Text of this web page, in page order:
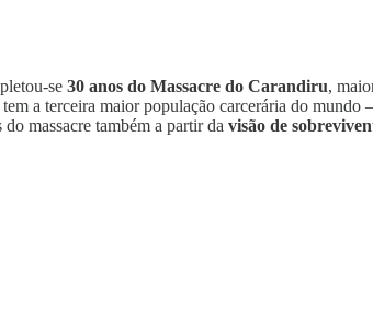
se 30 anos do Massacre do Carandiru,
a terceira maior população carcerária do mundo
do massacre também a partir da visão de